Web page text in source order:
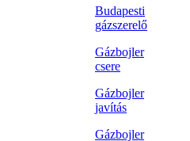
Budapesti
gázszerelő
Gázbojler
csere
Gázbojler
javítás
Gázbojler